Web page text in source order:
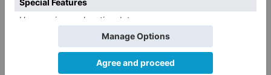
Detenidas tres personas en
Quintanar de la Sierra con
hachís, cocaína y marihuana
ocultos en su vehículo